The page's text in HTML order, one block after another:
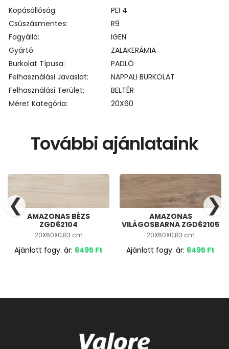
Kopásállóság
PEI 4
Csúszásmentes
R9
Fagyálló
IGEN
Gyártó
ZALAKERÁMIA
Burkolat Típusa
PADLÓ
Felhasználási Javaslat
NAPPALI BURKOLAT
Felhasználási Terület
BELTÉR
Méret Kategória
20X60
További ajánlataink
AMAZONAS BÉZS
ZGD62104
20X60X0,83 cm
Ajánlott fogy. ár: 6495 Ft
AMAZONAS
VILÁGOSBARNA ZGD62105
20X60X0,83 cm
Ajánlott fogy. ár: 6495 Ft
❮ ❯